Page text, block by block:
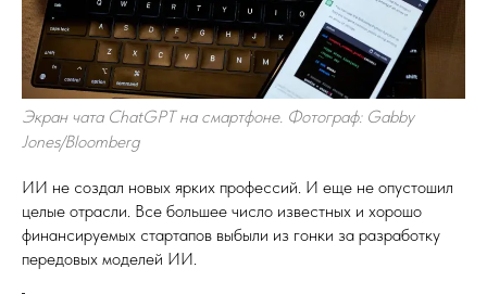
Экран чата ChatGPT на смартфоне. Фотограф: Gabby
Jones/Bloomberg
ИИ не создал новых ярких профессий. И еще не опустошил
целые отрасли. Все большее число известных и хорошо
финансируемых стартапов выбыли из гонки за разработку
передовых моделей ИИ.